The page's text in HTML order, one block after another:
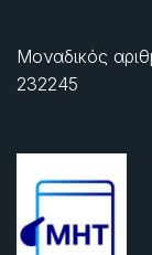
Μοναδικός
232245